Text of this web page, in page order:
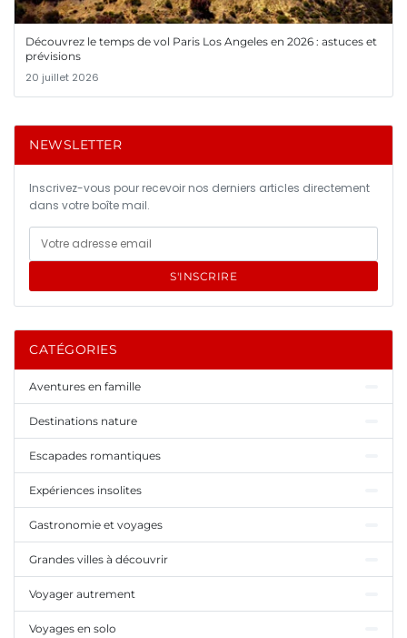
Découvrez le temps de vol Paris Los Angeles en 2026 : astuces et
prévisions
20 juillet 2026
NEWSLETTER
Inscrivez-vous pour recevoir nos derniers articles directement
dans votre boîte mail.
S'INSCRIRE
CATÉGORIES
Aventures en famille
Destinations nature
Escapades romantiques
Expériences insolites
Gastronomie et voyages
Grandes villes à découvrir
Voyager autrement
Voyages en solo